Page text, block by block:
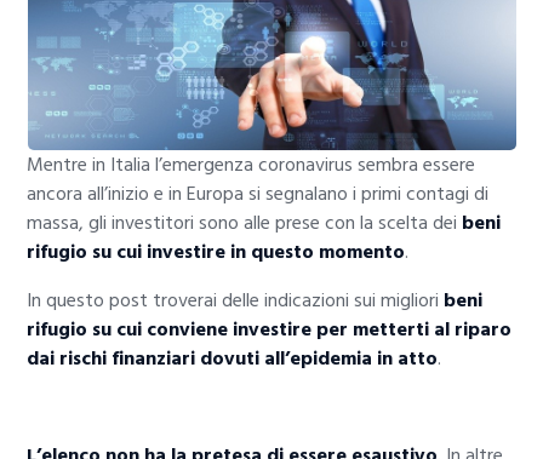
Mentre in Italia l’emergenza coronavirus sembra essere
ancora all’inizio e in Europa si segnalano i primi contagi di
massa, gli investitori sono alle prese con la scelta dei beni
rifugio su cui investire in questo momento.
In questo post troverai delle indicazioni sui migliori beni
rifugio su cui conviene investire per metterti al riparo
dai rischi finanziari dovuti all’epidemia in atto.